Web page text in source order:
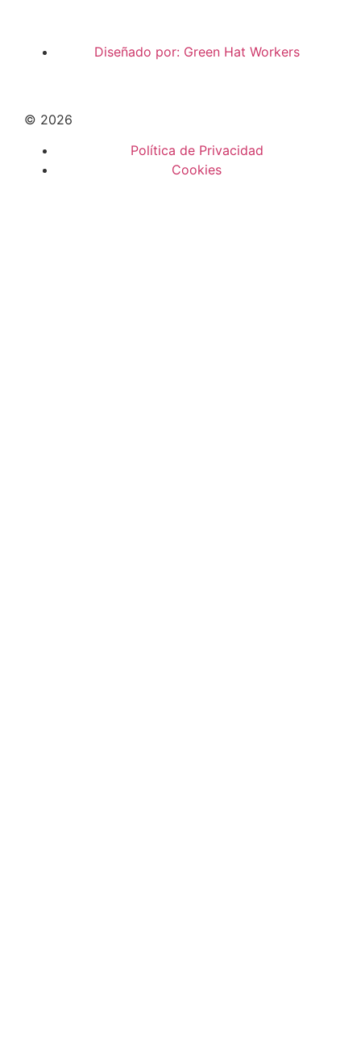
© 2026
Política de Privacidad
Cookies
Diseñado por: Green Hat Workers